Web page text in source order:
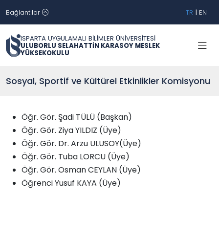
Bağlantılar TR | EN
ISPARTA UYGULAMALI BİLİMLER ÜNİVERSİTESİ
ULUBORLU SELAHATTİN KARASOY MESLEK
YÜKSEKOKULU
Sosyal, Sportif ve Kültürel Etkinlikler Komisyonu
Öğr. Gör. Şadi TÜLÜ (Başkan)
Öğr. Gör. Ziya YILDIZ (Üye)
Öğr. Gör. Dr. Arzu ULUSOY(Üye)
Öğr. Gör. Tuba LORCU (Üye)
Öğr. Gör. Osman CEYLAN (Üye)
Öğrenci Yusuf KAYA (Üye)